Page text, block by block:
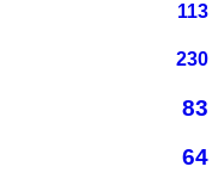
113
230
83
64